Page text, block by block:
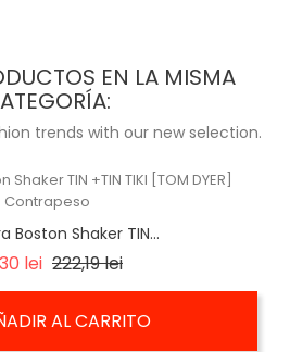
EN LA MISMA
trends with our new selection.
Boston Shaker TIN...
lei Precio
222,19 leiPrecio
AL CARRITO